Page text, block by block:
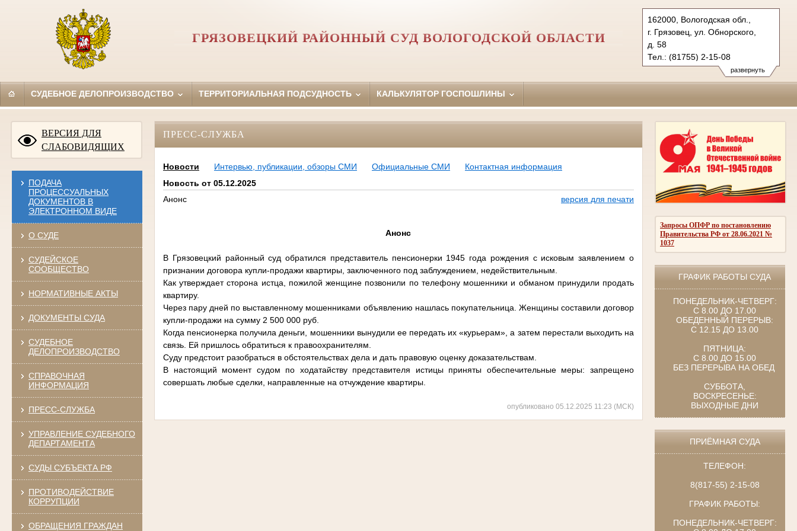
развернуть
162000, Вологодская обл.,
г. Грязовец, ул. Обнорского,
д. 58
Тел.: (81755) 2-15-08
griazovecky.vld@sudrf.ru
ГРЯЗОВЕЦКИЙ РАЙОННЫЙ СУД ВОЛОГОДСКОЙ ОБЛАСТИ
СУДЕБНОЕ ДЕЛОПРОИЗВОДСТВО ТЕРРИТОРИАЛЬНАЯ ПОДСУДНОСТЬ КАЛЬКУЛЯТОР ГОСПОШЛИНЫ
ВЕРСИЯ ДЛЯ
СЛАБОВИДЯЩИХ
ПОДАЧА
ПРОЦЕССУАЛЬНЫХ
ДОКУМЕНТОВ В
ЭЛЕКТРОННОМ ВИДЕ
О СУДЕ
СУДЕЙСКОЕ
СООБЩЕСТВО
НОРМАТИВНЫЕ АКТЫ
ДОКУМЕНТЫ СУДА
СУДЕБНОЕ
ДЕЛОПРОИЗВОДСТВО
СПРАВОЧНАЯ
ИНФОРМАЦИЯ
ПРЕСС-СЛУЖБА
УПРАВЛЕНИЕ СУДЕБНОГО
ДЕПАРТАМЕНТА
СУДЫ СУБЪЕКТА РФ
ПРОТИВОДЕЙСТВИЕ
КОРРУПЦИИ
ОБРАЩЕНИЯ ГРАЖДАН
Запросы ОПФР по постановлению
Правительства РФ от 28.06.2021 №
1037
ГРАФИК РАБОТЫ СУДА
ПОНЕДЕЛЬНИК-ЧЕТВЕРГ:
С 8.00 ДО 17.00
ОБЕДЕННЫЙ ПЕРЕРЫВ:
С 12.15 ДО 13.00
ПЯТНИЦА:
С 8.00 ДО 15.00
БЕЗ ПЕРЕРЫВА НА ОБЕД
СУББОТА,
ВОСКРЕСЕНЬЕ:
ВЫХОДНЫЕ ДНИ
ПРИЁМНАЯ СУДА
ТЕЛЕФОН:
8(817-55) 2-15-08
ГРАФИК РАБОТЫ:
ПОНЕДЕЛЬНИК-ЧЕТВЕРГ:
ПРЕСС-СЛУЖБА
Новости Интервью, публикации, обзоры СМИ Официальные СМИ
Контактная информация
Новость от 05.12.2025
Анонс
версия для печати
Анонс
В Грязовецкий районный суд обратился представитель пенсионерки 1945 года рождения с исковым заявлением о
признании договора купли-продажи квартиры, заключенного под заблуждением, недействительным.
Как утверждает сторона истца, пожилой женщине позвонили по телефону мошенники и обманом принудили продать
квартиру.
Через пару дней по выставленному мошенниками объявлению нашлась покупательница. Женщины составили договор
купли-продажи на сумму 2 500 000 руб.
Когда пенсионерка получила деньги, мошенники вынудили ее передать их «курьерам», а затем перестали выходить на
связь. Ей пришлось обратиться к правоохранителям.
Суду предстоит разобраться в обстоятельствах дела и дать правовую оценку доказательствам.
В настоящий момент судом по ходатайству представителя истицы приняты обеспечительные меры: запрещено
совершать любые сделки, направленные на отчуждение квартиры.
опубликовано 05.12.2025 11:23 (МСК)